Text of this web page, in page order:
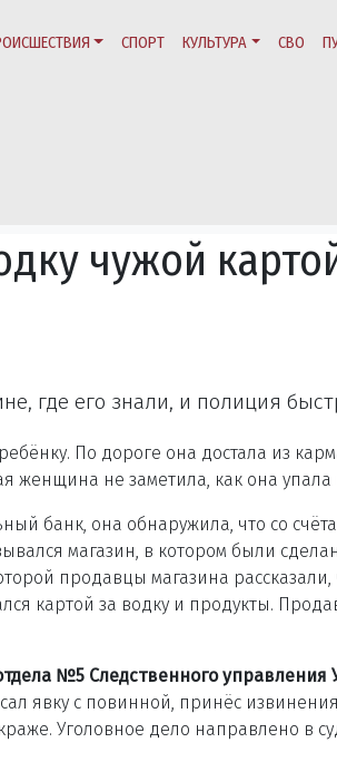
СПОРТ КУЛЬТУРА СВО
чужой
где его знали, и полиция
По дороге она достала из
женщина не заметила, как она упала
банк, она обнаружила, что со
магазин, в котором были
продавцы магазина рассказали,
картой за водку и продукты.
№5 Следственного управления
явку с повинной, принёс
Уголовное дело направлено в